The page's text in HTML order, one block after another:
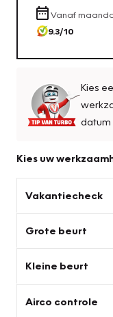
Vanaf
9.3/10
Kies
datum
Kies uw
Vakantiecheck
Grote beurt
Kleine beurt
Airco controle